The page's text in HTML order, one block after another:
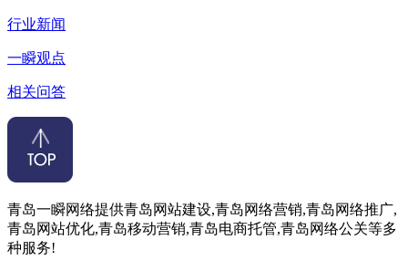
行业新闻
一瞬观点
相关问答
青岛一瞬网络提供青岛网站建设,青岛网络营销,青岛网络推广,
青岛网站优化,青岛移动营销,青岛电商托管,青岛网络公关等多
种服务!